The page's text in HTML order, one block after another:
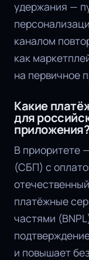
удержания —
каналом
как
на первичное
Какие
для
приложения?
В приоритете
(СБП) с
платёжные
частями
и повышает